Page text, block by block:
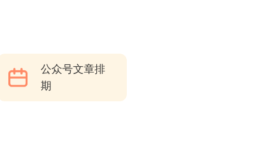
公众号文章排
期